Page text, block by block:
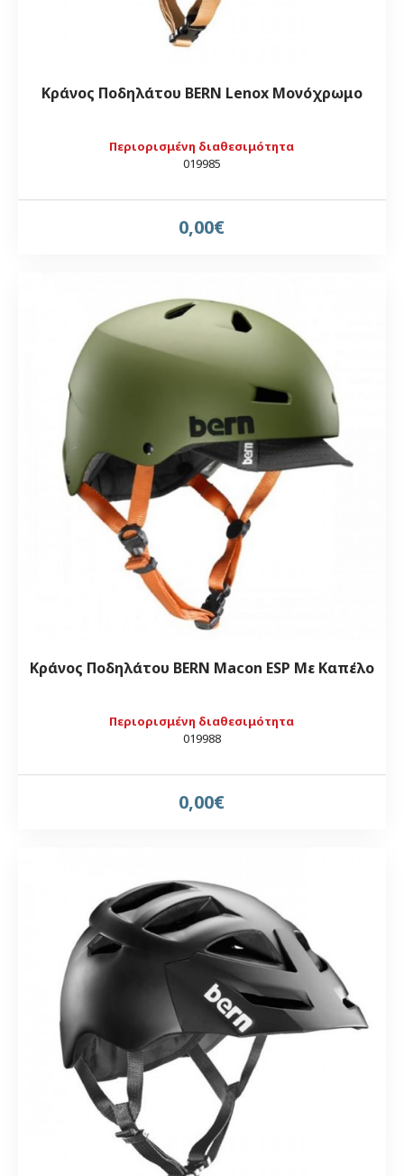
Περιορισμένη διαθεσιμότητα
019985
Κράνος Ποδηλάτου BERN Lenox Μονόχρωμο
0,00€
Περιορισμένη διαθεσιμότητα
019988
Κράνος Ποδηλάτου BERN Macon ESP Με Καπέλο
0,00€